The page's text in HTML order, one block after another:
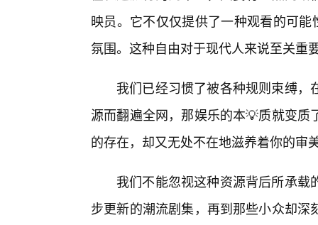
映员。它不仅仅提供了一种观看的可
氛围。这种自由对于现代人来说至关重
我们已经习惯了被各种规则束缚
源而翻遍全网，那娱乐的本💡质就变
的存在，却又无处不在地滋养着你的审
我们不能忽视这种资源背后所承
步更新的潮流剧集，再到那些小众却